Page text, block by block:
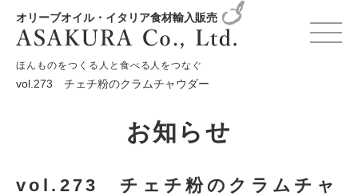
オリーブオイル・イタリア食材輸入販売
ほんものをつくる人と食べる人をつなぐ
HOME お知らせ
YouTube/料理動画
vol.273 チェチ粉のクラムチャウダー
お知らせ
vol.273 チェチ粉のクラムチャ